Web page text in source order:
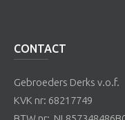
CONTACT
Gebroeders Derks v.o.f.
KVK nr: 68217749